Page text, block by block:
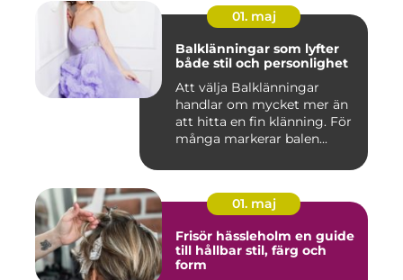
01. maj
Balklänningar som lyfter
både stil och personlighet
Att välja Balklänningar
handlar om mycket mer än
att hitta en fin klänning. För
många markerar balen...
01. maj
Frisör hässleholm en guide
till hållbar stil, färg och
form